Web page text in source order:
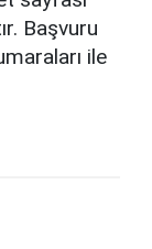
Başvuru
ile